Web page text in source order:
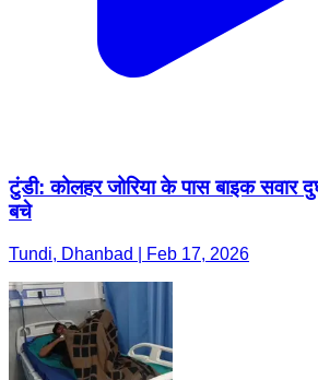
टुंडी: कोलहर जोरिया के पास बाइक सवार
बचे
Tundi, Dhanbad | Feb 17, 2026